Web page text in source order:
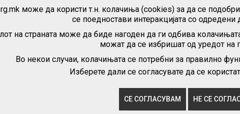
може да користи т.н. колачиња (cookies) за да се
се поедностави интеракцијата со одредени
на страната може да биде нагоден да ги одбива
можат да се избришат од уредот на
Во некои случаи, колачињата се потребни за правилно
Изберете дали се согласувате да се
СЕ СОГЛАСУВАМ НЕ СЕ